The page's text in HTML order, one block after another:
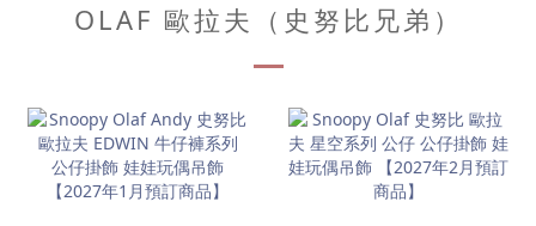
OLAF 歐拉夫（史努比兄弟）